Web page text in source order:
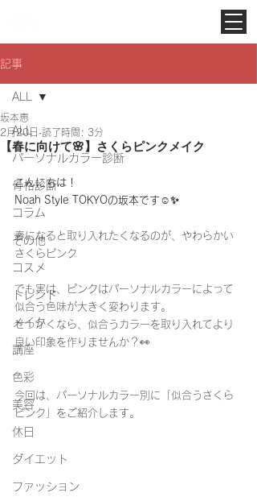
記事
ALL
パーソナルカラー診断
骨格診断
コラム
その他
コスメ
トレンド
メイク
講座
色彩
美容
休日
ダイエット
ファッション
ALL
【春に向けて🌸】さくらピンクメイク
坂本恵
2月20日 読了時間: 3分
こんにちは！
Noah Style TOKYOの坂本です☺️✨️
春になると取り入れたくなるのが、やわらかい
さくらピンク
でも実は、ピンクはパーソナルカラーによって
似合う色味が大きく変わります。
せっかくなら、似合うカラーを取り入れてより
良い印象を作りませんか？👀
今回は、パーソナルカラー別に「似合うさくら
ピンク」をご紹介します。